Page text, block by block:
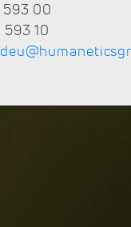
593 00
593 10